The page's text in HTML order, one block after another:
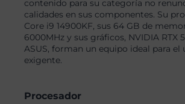
contenido para su categoría no
calidades en sus componentes. Su
Core i9 14900KF, sus 64 GB de
6000MHz y sus gráficos, NVIDIA RTX
ASUS, forman un equipo ideal para el
exigente.
Procesador